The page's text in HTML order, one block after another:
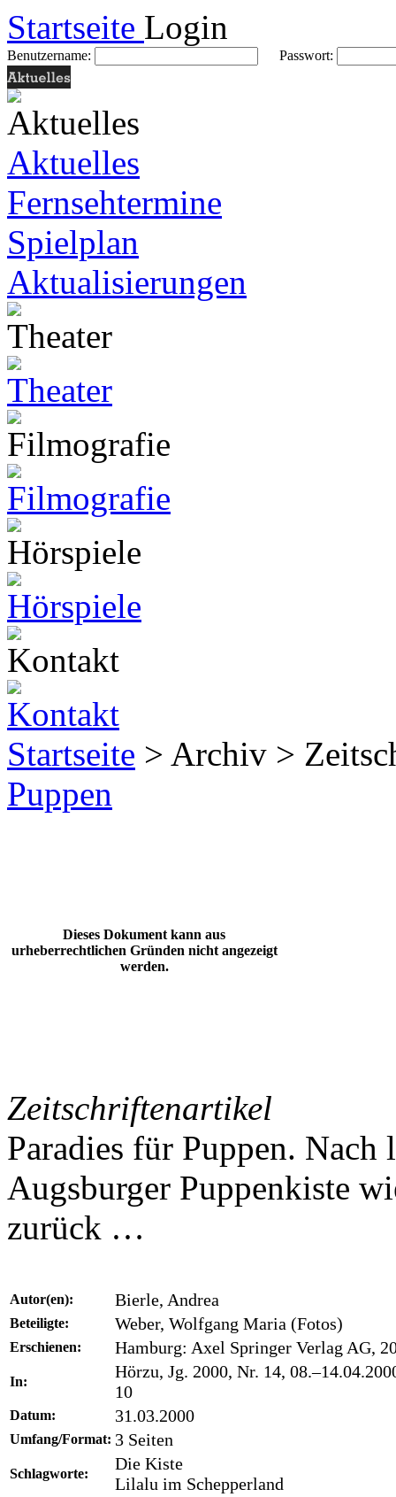
Startseite Login
Benutzername: Passwort:
Aktuelles
Fernsehtermine
Spielplan
Aktualisierungen
Startseite > Archiv >
Puppen
Dieses Dokument kann aus
urheberrechtlichen Gründen nicht angezeigt
werden.
Zeitschriftenartikel
Paradies für Puppen. Nach
Augsburger Puppenkiste
zurück …
Autor(en): Bierle, Andrea
Beteiligte: Weber, Wolfgang Maria (Fotos)
Erschienen: Hamburg: Axel Springer Verlag AG,
In:
Hörzu, Jg. 2000, Nr. 14,
10
Datum: 31.03.2000
Umfang/Format: 3 Seiten
Schlagworte:
Die Kiste
Lilalu im Schepperland